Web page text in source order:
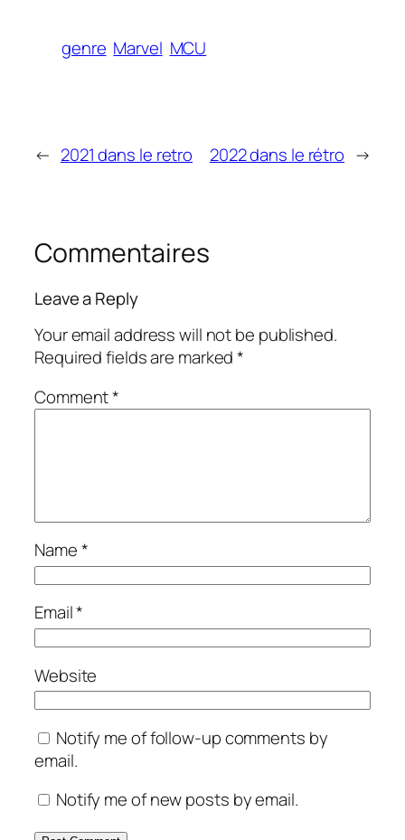
genre Marvel MCU
← 2021 dans le retro 2022 dans le rétro →
Commentaires
Leave a Reply
Your email address will not be published.
Required fields are marked*
Comment*
Name*
Email*
Website
Notify me of follow-up comments by
email.
Notify me of new posts by email.